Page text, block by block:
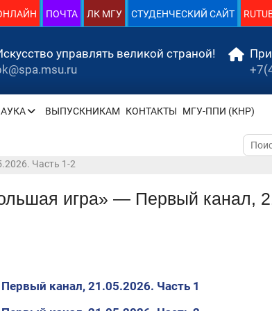
ПОЧТА ЛК МГУ СТУДЕНЧЕСКИЙ САЙТ
управлять великой страной!
ВЫПУСКНИКАМ КОНТАКТЫ МГУ-ППИ (КНР)
Поиск
по:
Часть 1-2
игра» — Первый канал,
канал, 21.05.2026. Часть 1